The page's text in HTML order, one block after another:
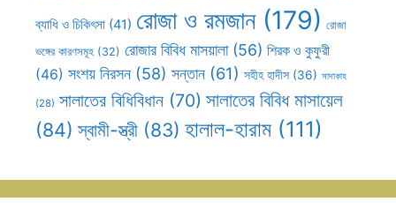
ব্যাধি ও চিকিৎসা (41) রোজা ও রমজান(179) রোজা
ভঙ্গের কারণসমূহ (32) রোজার বিবিধ মাসয়ালা(56) শিরক ও কুফুরী
(46) সংশয় নিরসন (58) সন্তান (61) সহীহ হাদীস (36) সাদাকাহ
(28) সালাতের বিধিবিধান (70) সালাতের বিবিধ মাসায়েল
(84) স্বামী-স্ত্রী (83) হালাল-হারাম (111)